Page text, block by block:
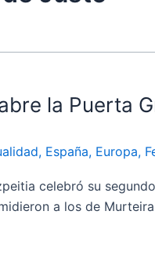
la Puerta
, España, Europa,
celebró su
a los de